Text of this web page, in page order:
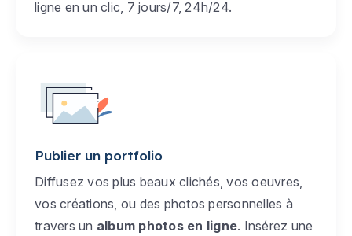
ligne en un clic, 7 jours/7, 24h/24.
Publier un portfolio
Diffusez vos plus beaux clichés, vos oeuvres,
vos créations, ou des photos personnelles à
travers un album photos en ligne. Insérez une